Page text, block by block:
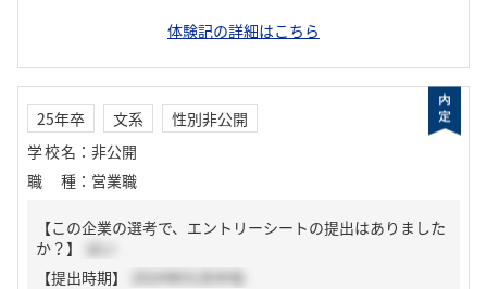
体験記の詳細はこちら
25年卒 文系
性別非公開
学校名 ： 非公開
職種 ： 営業職
【この企業の選考で、エントリーシートの提出はありました
か？】
はい
【提出時期】
2024年01月中旬